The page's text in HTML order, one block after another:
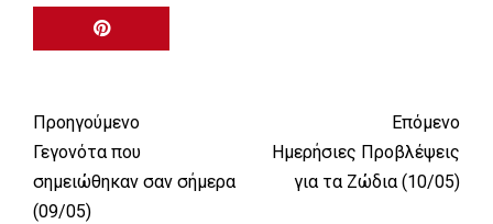
Προηγούμενο
Γεγονότα που
σημειώθηκαν σαν σήμερα
(09/05)
Επόμενο
Ημερήσιες Προβλέψεις
για τα Ζώδια (10/05)